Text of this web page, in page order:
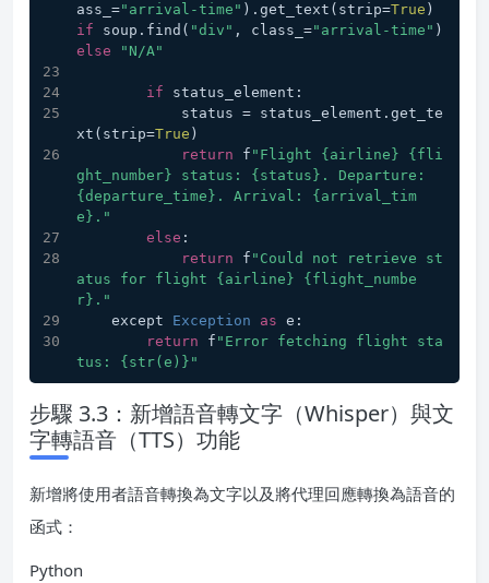
ass_="arrival-time" ).get_text(strip=True
if soup.find( "div" , class_="arrival-time"
else
"N/A"
if status_element:
xt(strip=True )
return f "Flight {airline} {fli
ght_number} status: {status}. Departure:
{departure_time}. Arrival: {arrival_tim
e}."
else :
return f "Could not retrieve st
atus for flight {airline} {flight_numbe
r}."
    except
Exception as e:
return f "Error fetching flight sta
tus: {str(e)}"
步驟 3.3：新增語音轉文字（Whisper）與文
字轉語音（TTS）功能
新增將使用者語音轉換為文字以及將代理回應轉換為語音的
函式：
Python